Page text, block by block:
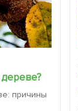
причины